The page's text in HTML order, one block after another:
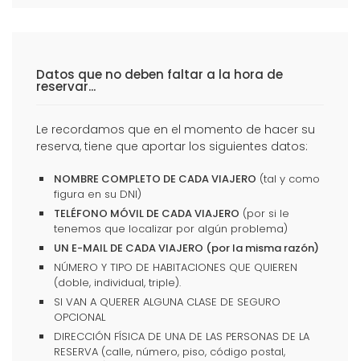
Datos que no deben faltar a la hora de
reservar...
Le recordamos que en el momento de hacer su
reserva, tiene que aportar los siguientes datos:
NOMBRE COMPLETO DE CADA VIAJERO (tal y como
figura en su DNI)
TELÉFONO MÓVIL DE CADA VIAJERO (por si le
tenemos que localizar por algún problema)
UN E-MAIL DE CADA VIAJERO (por la misma razón)
NÚMERO Y TIPO DE HABITACIONES QUE QUIEREN
(doble, individual, triple).
SI VAN A QUERER ALGUNA CLASE DE SEGURO
OPCIONAL
DIRECCIÓN FÍSICA DE UNA DE LAS PERSONAS DE LA
RESERVA (calle, número, piso, código postal,